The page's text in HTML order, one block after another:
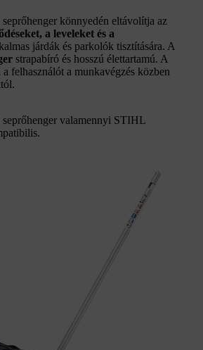
könnyedén eltávolítja az
a leveleket és a
járdák és parkolók tisztítására. A
strapabíró és hosszú élettartamú. A
a felhasználót a munkavégzés közben
valamennyi STIHL